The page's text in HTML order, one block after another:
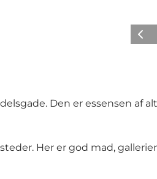
Den er essensen af
Her er god mad,